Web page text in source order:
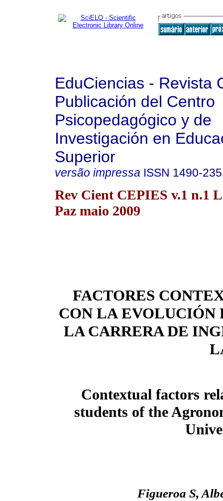
EduCiencias - Revista
Publicación del Centro
Psicopedagógico y de
Investigación en
Superior
versão impressa ISSN 1490-
Rev Cient CEPIES v.1 n.1
Paz maio 2009
FACTORES
CON LA EVOLUCIÓN
LA CARRERA DE
Contextual factors
students of the
Figueroa S,